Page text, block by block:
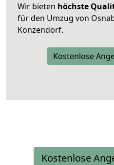
Wir bieten höchste
für den Umzug von
Konzendorf.
Kostenlose
Kostenlose